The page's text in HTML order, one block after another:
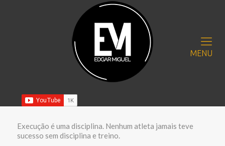
MENU
Execução é uma disciplina. Nenhum atleta jamais teve
sucesso sem disciplina e treino.